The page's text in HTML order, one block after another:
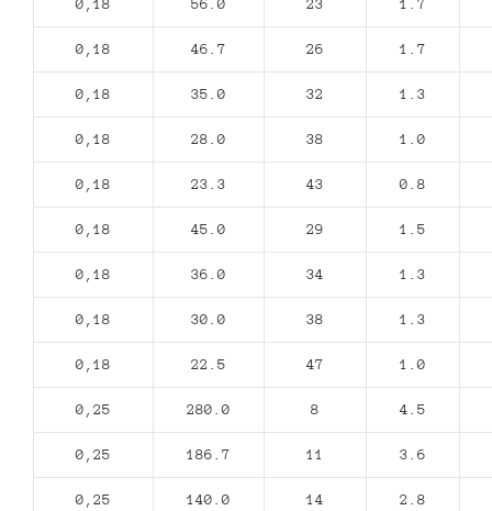
0,18 56.0 23 1.7
0,18 46.7 26 1.7
0,18 35.0 32 1.3
0,18 28.0 38 1.0
0,18 23.3 43 0.8
0,18 45.0 29 1.5
0,18 36.0 34 1.3
0,18 30.0 38 1.3
0,18 22.5 47 1.0
0,25 280.0 8 4.5
0,25 186.7 11 3.6
0,25 140.0 14 2.8